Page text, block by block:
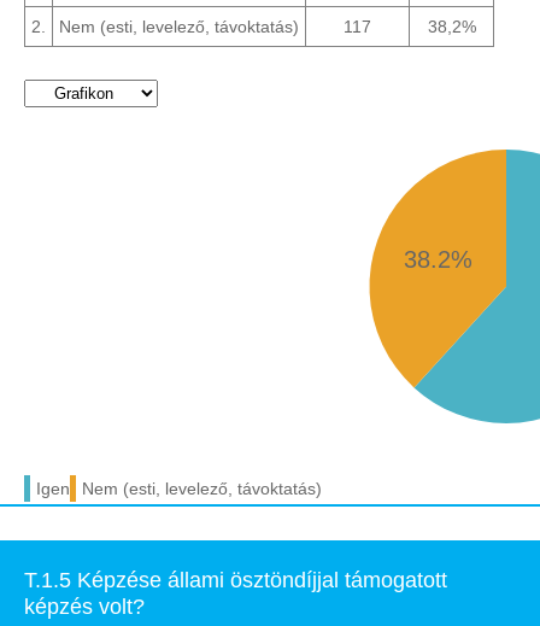
2. Nem (esti, levelező, távoktatás) 117 38,2%
38.2%
Igen Nem (esti, levelező, távoktatás)
T.1.5 Képzése állami ösztöndíjjal támogatott
képzés volt?